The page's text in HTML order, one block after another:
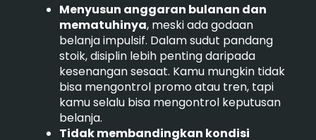
Menyusun anggaran bulanan dan
mematuhinya, meski ada godaan
belanja impulsif. Dalam sudut pandang
stoik, disiplin lebih penting daripada
kesenangan sesaat. Kamu mungkin tidak
bisa mengontrol promo atau tren, tapi
kamu selalu bisa mengontrol keputusan
belanja.
Tidak membandingkan kondisi